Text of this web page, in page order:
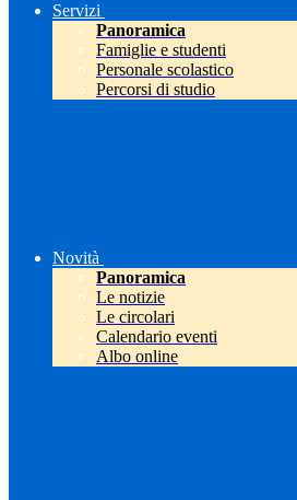
Servizi
Panoramica
Famiglie e studenti
Personale scolastico
Percorsi di studio
Novità
Panoramica
Le notizie
Le circolari
Calendario eventi
Albo online